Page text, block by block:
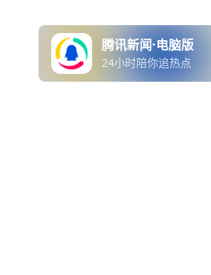
腾讯新闻·电脑版
24小时陪你追热点